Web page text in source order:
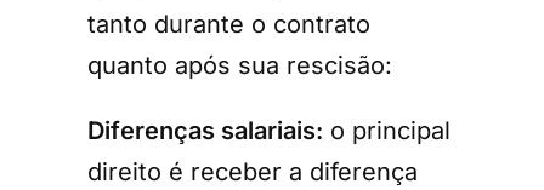
tanto durante o contrato
quanto após sua rescisão:
Diferenças salariais: o principal
direito é receber a diferença